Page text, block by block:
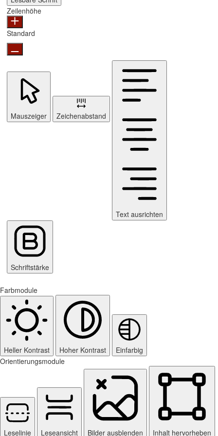
Zeilenhöhe
Standard
Mauszeiger Zeichenabstand
Text ausrichten
Schriftstärke
Farbmodule
Heller Kontrast Hoher Kontrast
Einfarbig
Orientierungsmodule
Leselinie Leseansicht Bilder ausblenden Inhalt hervorheben